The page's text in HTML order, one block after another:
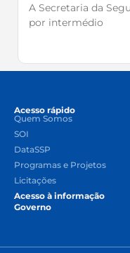
A Secretaria da
por intermédio
Acesso rápido
Quem Somos
SOI
DataSSP
Programas e Projetos
Licitações
Acesso à informação
Governo